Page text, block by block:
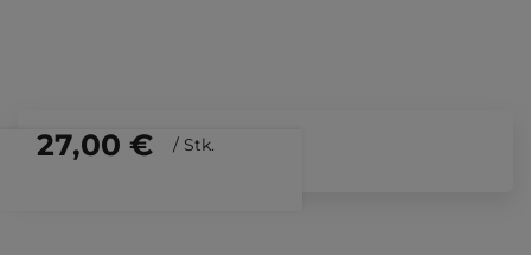
27,00 € / Stk.